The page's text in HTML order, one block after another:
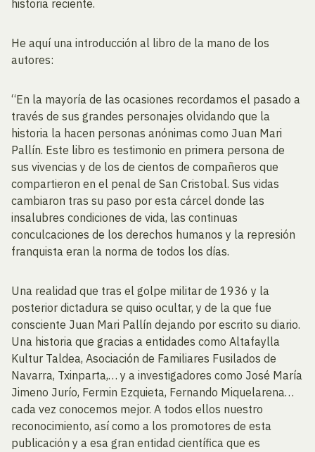
historia reciente.
He aquí una introducción al libro de la mano de los
autores:
“En la mayoría de las ocasiones recordamos el pasado a
través de sus grandes personajes olvidando que la
historia la hacen personas anónimas como Juan Mari
Pallín. Este libro es testimonio en primera persona de
sus vivencias y de los de cientos de compañeros que
compartieron en el penal de San Cristobal. Sus vidas
cambiaron tras su paso por esta cárcel donde las
insalubres condiciones de vida, las continuas
conculcaciones de los derechos humanos y la represión
franquista eran la norma de todos los días.
Una realidad que tras el golpe militar de 1936 y la
posterior dictadura se quiso ocultar, y de la que fue
consciente Juan Mari Pallín dejando por escrito su diario.
Una historia que gracias a entidades como Altafaylla
Kultur Taldea, Asociación de Familiares Fusilados de
Navarra, Txinparta,… y a investigadores como José María
Jimeno Jurío, Fermin Ezquieta, Fernando Miquelarena…
cada vez conocemos mejor. A todos ellos nuestro
reconocimiento, así como a los promotores de esta
publicación y a esa gran entidad científica que es